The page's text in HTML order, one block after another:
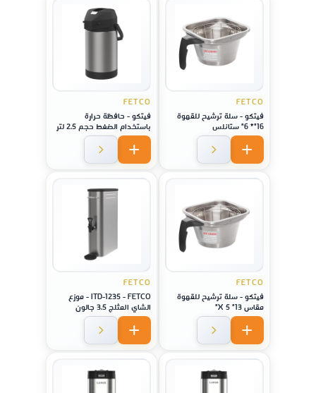
FETCO
فيتكو - سلة ترشيح للقهوة
16"* 6" ستانلس
FETCO
فيتكو - حافظة حرارة
باستخدام الضغط حجم 2.5 لتر
,لا يصدأ - فولاذ - لماكينة
موديل CBS-1221
FETCO
فيتكو - سلة ترشيح للقهوة
مقاس 13" X 5"
FETCO
ITD-1235 - FETCO - موزع
الشاي المثلج 3.5 جالون